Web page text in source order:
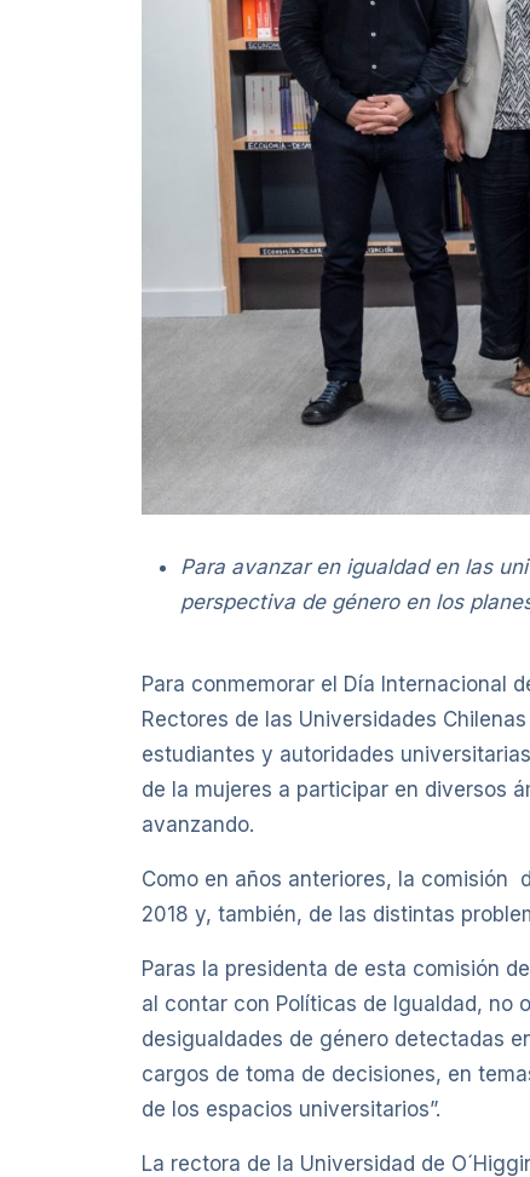
Para avanzar en igualdad en las
perspectiva de género en los
Para conmemorar el Día Internacional
Rectores de las Universidades
estudiantes y autoridades
de la mujeres a participar en diversos
avanzando.
Como en años anteriores, la comisión
2018 y, también, de las distintas
Paras la presidenta de esta comisión
al contar con Políticas de Igualdad, no
desigualdades de género detectadas
cargos de toma de decisiones, en
de los espacios universitarios”.
La rectora de la Universidad de